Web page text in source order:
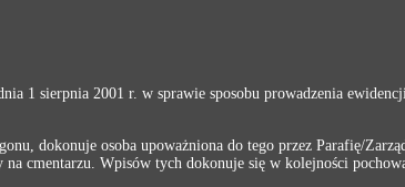
1 sierpnia 2001 r. w sprawie sposobu prowadzenia
dokonuje osoba upoważniona do tego przez Parafię/
cmentarzu. Wpisów tych dokonuje się w kolejności